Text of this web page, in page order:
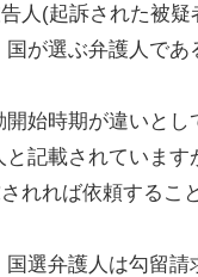
人(起訴された被
が選ぶ弁護人で
始時期が違いと
記載されていま
れれば依頼するこ
選弁護人は勾留